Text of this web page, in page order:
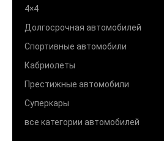
4×4
Долгосрочная автомобилей
Спортивные автомобили
Кабриолеты
Престижные автомобили
Суперкары
все категории автомобилей